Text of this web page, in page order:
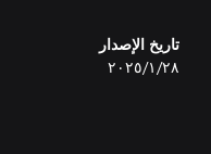
تاريخ الإصدار
٢٨‏/١‏/٢٠٢٥